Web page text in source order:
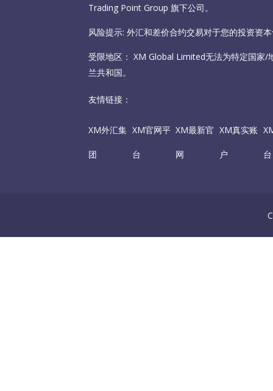
Trading Point Group 旗下公司。
风险提示: 外汇和差价合约交易对于您的投资资
受限地区： XM Global Limited无法为特定国家/
兰共和国。
友情链接：
XM外汇集
团
XM官网平
台
XM最新官
网
XM真实账
户 台